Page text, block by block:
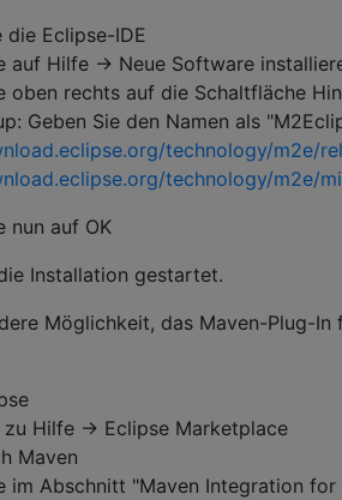
die Eclipse-IDE
auf Hilfe -> Neue Software
oben rechts auf die Schaltfläche
Geben Sie den Namen als
technology/m2e/
technology/m2e/
nun auf OK
Installation gestartet.
Möglichkeit, das Maven-Plug-
zu Hilfe -> Eclipse Marketplace
Maven
im Abschnitt "Maven Integration